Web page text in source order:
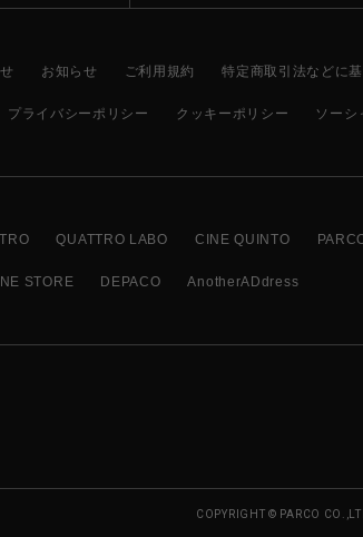
お知らせ ご利用規約 特定商取引法などに
プライバシーポリシー クッキーポリシー ソーシ
QUATTRO LABO CINE QUINTO
STORE DEPACO AnotherADdress
COPYRIGHT © PARCO